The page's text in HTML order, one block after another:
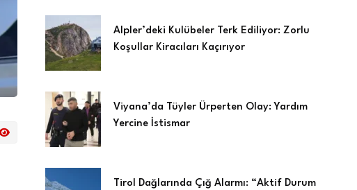
Alpler’deki Kulübeler Terk Ediliyor: Zorlu
Koşullar Kiracıları Kaçırıyor
Viyana’da Tüyler Ürperten Olay: Yardım
Yercine İstismar
Tirol Dağlarında Çığ Alarmı: “Aktif Durum